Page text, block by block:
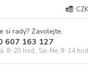
si rady? Zavolejte.
607 163 127
8-20 hod., So-Ne, 8-14